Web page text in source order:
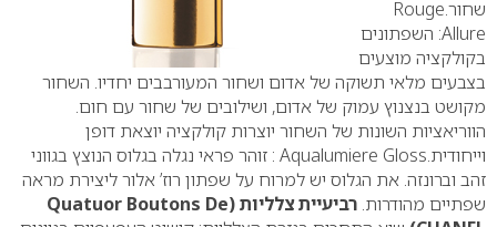
שחור.Rouge
Allure: השפתונים
בקולקציה מוצעים
בצבעים מלאי תשוקה של אדום ושחור המעורבבים יחדיו. השחור
מקושט בנצנוץ עמוק של אדום, ושילובים של שחור עם חום.
הווריאציות השונות של השחור יוצרות קולקציה יוצאת דופן
וייחודית.Aqualumiere Gloss : זוהר פראי נגלה בגלוס הנוצץ בגווני
זהב וברונזה. את הגלוס יש למרוח על שפתון רוז’ אלור ליצירת מראה
שפתיים מהודרות. רביעיית צלליות (Quatuor Boutons De